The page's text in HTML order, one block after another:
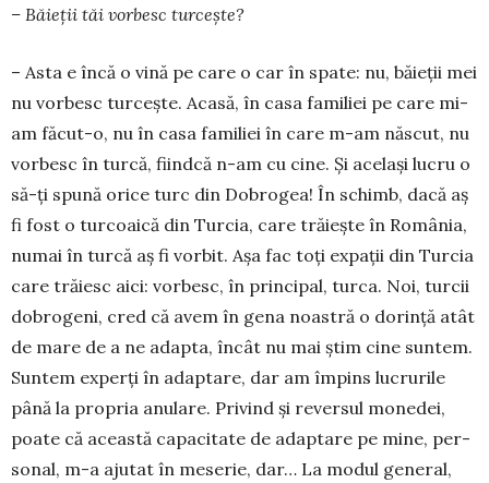
– Băieții tăi vorbesc turcește?
– Asta e încă o vină pe care o car în spate: nu, bă­ieții mei
nu vor­besc turcește. Acasă, în casa fa­miliei pe care mi-
am făcut-o, nu în casa familiei în ca­re m-am născut, nu
vor­besc în turcă, fiindcă n-am cu ci­ne. Și același lucru o
să-ți spu­nă orice turc din Do­­brogea! În schimb, da­că aș
fi fost o tur­coai­că din Turcia, care tră­iește în Ro­­mâ­nia,
nu­mai în turcă aș fi vorbit. Așa fac toți ex­pa­ții din Tur­cia
care tră­­­iesc aici: vor­besc, în prin­­­cipal, tur­ca. Noi, tur­cii
dobrogeni, cred că a­vem în gena noas­tră o dorință atât
de mare de a ne adapta, în­cât nu mai știm cine sun­tem.
Sun­tem experți în adap­ta­re, dar am îm­pins lu­cru­rile
până la pro­pria anulare. Privind și re­ver­sul mo­ne­dei,
poa­te că aceas­­tă ca­pa­citate de a­dap­tare pe mi­ne, per­
so­nal, m-a aju­tat în me­se­rie, dar… La mo­dul ge­neral,